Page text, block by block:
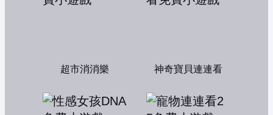
超市消消樂 神奇寶貝連連看